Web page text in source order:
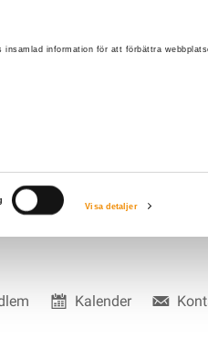
information för att förbättra
Visa detaljer
Kalender